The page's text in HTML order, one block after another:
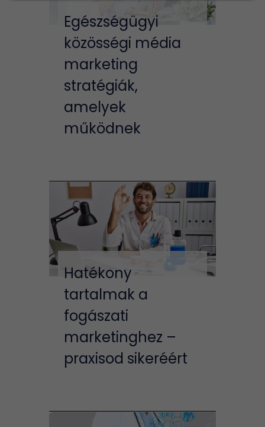
Egészségügyi
közösségi média
marketing
stratégiák,
amelyek
működnek
Hatékony
tartalmak a
fogászati
marketinghez –
praxisod sikeréért